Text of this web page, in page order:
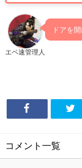
エペ速管理人
ドアを
コメント一覧